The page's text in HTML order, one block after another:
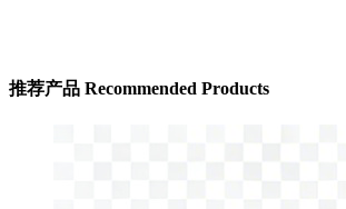
推荐产品 Recommended Products